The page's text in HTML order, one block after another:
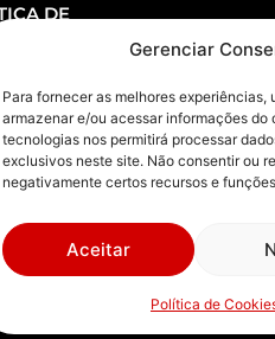
Gerenciar
Para fornecer as melhores
armazenar e/ou acessar informações
tecnologias nos permitirá processar
exclusivos neste site. Não consentir ou
negativamente certos recursos e
Aceitar
Política de
DE
VER